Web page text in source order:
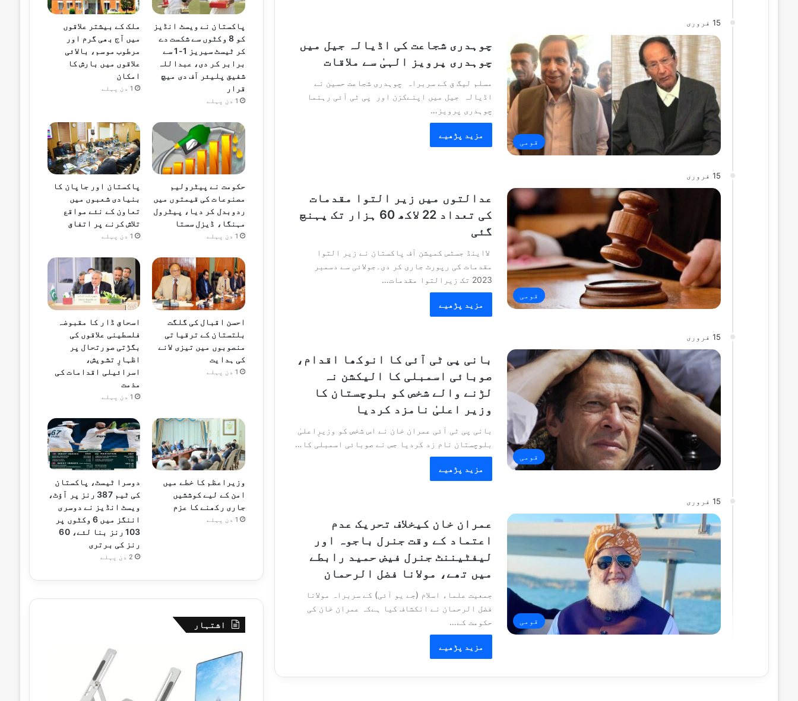
15 فروری
قومی
چوہدری شجاعت کی اڈیالہ جیل میں
چوہدری پرویز الہیٰ سے ملاقات
مسلم لیگ ق کے سربراہ چوہدری شجاعت حسین نے
اڈیالہ جیل میں اپنےکزن اور پی ٹی آئی رہنما
چوہدری پرویز…
مزید پڑھیے
15 فروری
قومی
عدالتوں میں زیر التوا مقدمات
کی تعداد 22 لاکھ 60 ہزار تک پہنچ
گئی
لااینڈ جسٹس کمیشن آف پاکستان نے زیر التوا
مقدمات کی رپورٹ جاری کر دی۔جولائی سے دسمبر
2023 تک زیرالتوا مقدمات…
مزید پڑھیے
15 فروری
قومی
بانی پی ٹی آئی کا انوکھا اقدام،
صوبائی اسمبلی کا الیکشن نہ
لڑنے والے شخص کو بلوچستان کا
وزیر اعلیٰ نامزد کردیا
بانی پی ٹی آئی عمران خان نے اس شخص کو وزيرِاعلیٰ
بلوچستان نام زد کردیا جس نے صوبائی اسمبلی کا…
مزید پڑھیے
15 فروری
قومی
عمران خان کیخلاف تحریک عدم
اعتماد کے وقت جنرل باجوہ اور
لیفٹیننٹ جنرل فیض حمید رابطے
میں تھے، مولانا فضل الرحمان
جمعیت علماء اسلام (جے یو آئی) کے سربراہ مولانا
فضل الرحمان نے انکشاف کیا ہےکہ عمران خان کی
حکومت کے…
مزید پڑھیے
پاکستان نے ویسٹ انڈیز
کو 8 وکٹوں سے شکست دے
کر ٹیسٹ سیریز 1-1 سے
برابر کر دی، عبداللہ
شفیق پلیئر آف دی میچ
قرار
1 دن پہلے
ملک کے بیشتر علاقوں
میں آج بھی گرم اور
مرطوب موسم، بالائی
علاقوں میں بارش کا
امکان
1 دن پہلے
حکومت نے پیٹرولیم
مصنوعات کی قیمتوں میں
ردوبدل کر دیا، پیٹرول
مہنگا، ڈیزل سستا
1 دن پہلے
پاکستان اور جاپان کا
بنیادی شعبوں میں
تعاون کے نئے مواقع
تلاش کرنے پر اتفاق
1 دن پہلے
احسن اقبال کی گلگت
بلتستان کے ترقیاتی
منصوبوں میں تیزی لانے
کی ہدایت
1 دن پہلے
اسحاق ڈار کا مقبوضہ
فلسطینی علاقوں کی
بگڑتی صورتحال پر
اظہارِ تشویش،
اسرائیلی اقدامات کی
مذمت
1 دن پہلے
وزیراعظم کا خطے میں
امن کے لیے کوششیں
جاری رکھنے کا عزم
1 دن پہلے
دوسرا ٹیسٹ، پاکستان
کی ٹیم 387 رنز پر آؤٹ،
ویسٹ انڈیز نے دوسری
اننگز میں 6 وکٹوں پر
103 رنز بنا لئے، 60
رنز کی برتری
2 دن پہلے
اشتہار